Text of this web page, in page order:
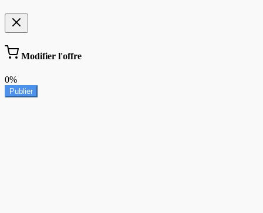
Modifier l'offre
0%
Publier